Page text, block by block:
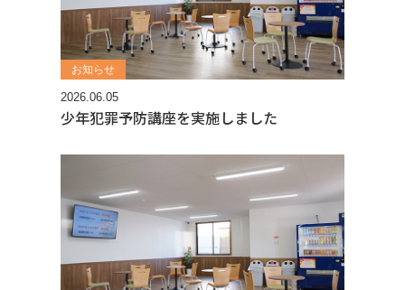
お知らせ
2026.06.05
少年犯罪予防講座を実施しました